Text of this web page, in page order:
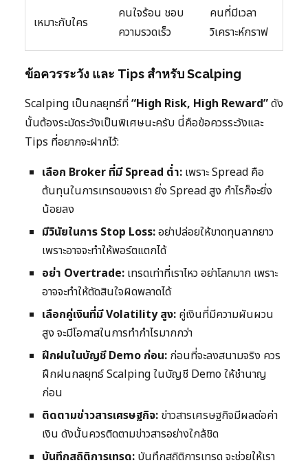
เหมาะกับใคร
คนใจร้อน ชอบ
ความรวดเร็ว
คนที่มีเวลา
วิเคราะห์กราฟ
ข้อควรระวัง และ Tips สำหรับ Scalping
Scalping เป็นกลยุทธ์ที่“High Risk, High Reward”ดัง
นั้นต้องระมัดระวังเป็นพิเศษนะครับ นี่คือข้อควรระวังและ
Tips ที่อยากจะฝากไว้:
เลือก Broker ที่มี Spread ต่ำ: เพราะ Spread คือ
ต้นทุนในการเทรดของเรา ยิ่ง Spread สูง กำไรก็จะยิ่ง
น้อยลง
มีวินัยในการ Stop Loss:อย่าปล่อยให้ขาดทุนลากยาว
เพราะอาจจะทำให้พอร์ตแตกได้
อย่า Overtrade: เทรดเท่าที่เราไหว อย่าโลภมาก เพราะ
อาจจะทำให้ตัดสินใจผิดพลาดได้
เลือกคู่เงินที่มี Volatility สูง: คู่เงินที่มีความผันผวน
สูง จะมีโอกาสในการทำกำไรมากกว่า
ฝึกฝนในบัญชี Demo ก่อน: ก่อนที่จะลงสนามจริง ควร
ฝึกฝนกลยุทธ์ Scalping ในบัญชี Demo ให้ชำนาญ
ก่อน
ติดตามข่าวสารเศรษฐกิจ: ข่าวสารเศรษฐกิจมีผลต่อค่า
เงิน ดังนั้นควรติดตามข่าวสารอย่างใกล้ชิด
บันทึกสถิติการเทรด: บันทึกสถิติการเทรด จะช่วยให้เรา